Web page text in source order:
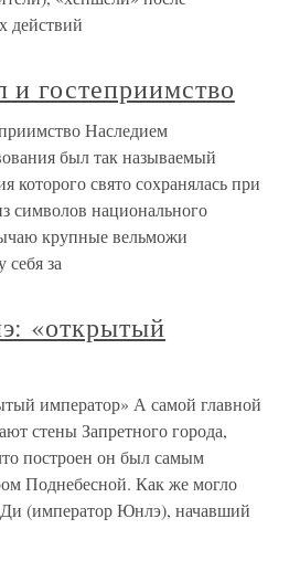
действий
гостеприимство
Наследием
был так называемый
которого свято сохранялась при
символов национального
крупные вельможи
за
«открытый
император» А самой главной
стены Запретного города,
построен он был самым
Поднебесной. Как же могло
Ди (император Юнлэ), начавший